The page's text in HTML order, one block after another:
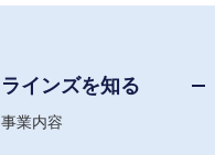
ラインズを知る
事業内容